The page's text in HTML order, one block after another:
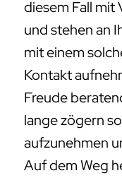
diesem Fall
und stehen an
mit einem
Kontakt
Freude
lange zögern
aufzunehmen
Auf dem Weg